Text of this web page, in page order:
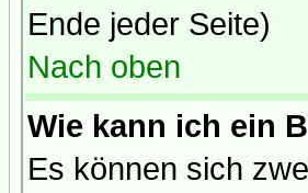
Ende jeder Seite)
Nach oben
Wie kann ich ein
Es können sich